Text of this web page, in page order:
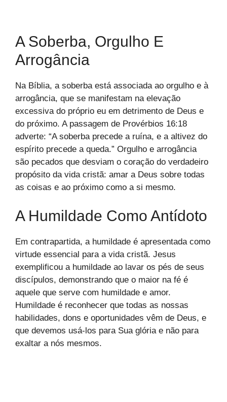
A Soberba, Orgulho E
Arrogância
Na Bíblia, a soberba está associada ao orgulho e à
arrogância, que se manifestam na elevação
excessiva do próprio eu em detrimento de Deus e
do próximo. A passagem de Provérbios 16:18
adverte: “A soberba precede a ruína, e a altivez do
espírito precede a queda.” Orgulho e arrogância
são pecados que desviam o coração do verdadeiro
propósito da vida cristã: amar a Deus sobre todas
as coisas e ao próximo como a si mesmo.
A Humildade Como Antídoto
Em contrapartida, a humildade é apresentada como
virtude essencial para a vida cristã. Jesus
exemplificou a humildade ao lavar os pés de seus
discípulos, demonstrando que o maior na fé é
aquele que serve com humildade e amor.
Humildade é reconhecer que todas as nossas
habilidades, dons e oportunidades vêm de Deus, e
que devemos usá-los para Sua glória e não para
exaltar a nós mesmos.